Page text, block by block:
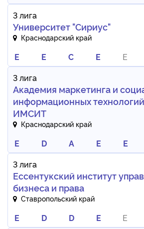
3 лига
Университет "Сириус"
Краснодарский край
E E C E E
3 лига
Академия маркетинга и
информационных
ИМСИТ
Краснодарский край
E D A E E
3 лига
Ессентукский институт
бизнеса и права
Ставропольский край
E D D E E